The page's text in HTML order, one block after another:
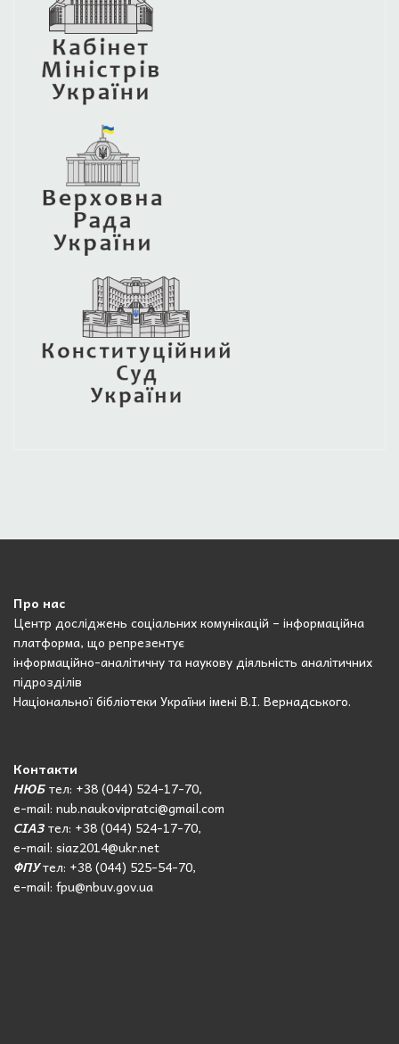
Про нас
Центр досліджень соціальних комунікацій – інформаційна
платформа, що репрезентує
інформаційно-аналітичну та наукову діяльність аналітичних
підрозділів
Національної бібліотеки України імені В.І. Вернадського.
Контакти
НЮБтел: +38 (044) 524-17-70,
e-mail: nub.naukovipratci@gmail.com
СІАЗтел: +38 (044) 524-17-70,
e-mail: siaz2014@ukr.net
ФПУтел: +38 (044) 525-54-70,
e-mail: fpu@nbuv.gov.ua